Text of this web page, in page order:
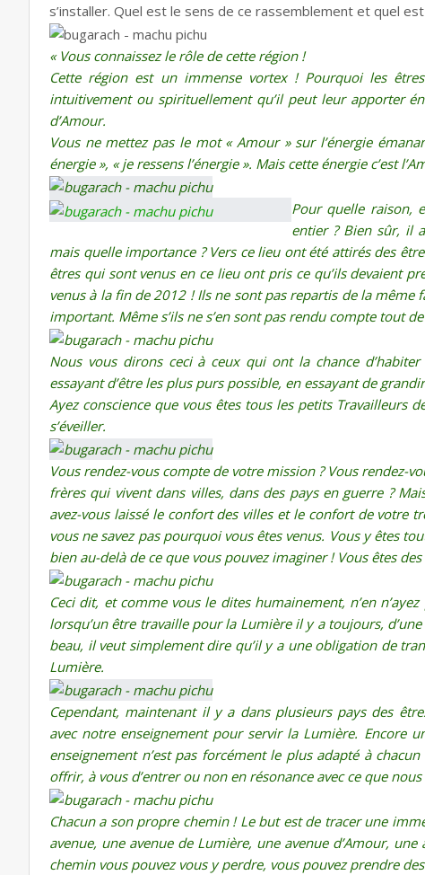
s’installer. Quel est le sens de ce rassemblement et quel
« Vous connaissez le rôle de cette région !
Cette région est un immense vortex ! Pourquoi les
intuitivement ou spirituellement qu’il peut leur apporter
d’Amour.
Vous ne mettez pas le mot « Amour » sur l’énergie
énergie », « je ressens l’énergie ». Mais cette énergie c’est
Pour quelle raison,
entier ? Bien sûr, il
mais quelle importance ? Vers ce lieu ont été attirés des
êtres qui sont venus en ce lieu ont pris ce qu’ils devaient
venus à la fin de 2012 ! Ils ne sont pas repartis de la
important. Même s’ils ne s’en sont pas rendu compte tout
Nous vous dirons ceci à ceux qui ont la chance
essayant d’être les plus purs possible, en essayant de
Ayez conscience que vous êtes tous les petits Travailleurs
s’éveiller.
Vous rendez-vous compte de votre mission ? Vous rendez-
frères qui vivent dans villes, dans des pays en guerre ?
avez-vous laissé le confort des villes et le confort de votre
vous ne savez pas pourquoi vous êtes venus. Vous y êtes
bien au-delà de ce que vous pouvez imaginer ! Vous êtes
Ceci dit, et comme vous le dites humainement, n’en
lorsqu’un être travaille pour la Lumière il y a toujours,
beau, il veut simplement dire qu’il y a une obligation de
Lumière.
Cependant, maintenant il y a dans plusieurs pays des
avec notre enseignement pour servir la Lumière. Encore
enseignement n’est pas forcément le plus adapté à
offrir, à vous d’entrer ou non en résonance avec ce que
Chacun a son propre chemin ! Le but est de tracer une
avenue, une avenue de Lumière, une avenue d’Amour,
chemin vous pouvez vous y perdre, vous pouvez prendre